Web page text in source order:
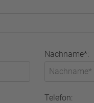
Nachname*:
Telefon: